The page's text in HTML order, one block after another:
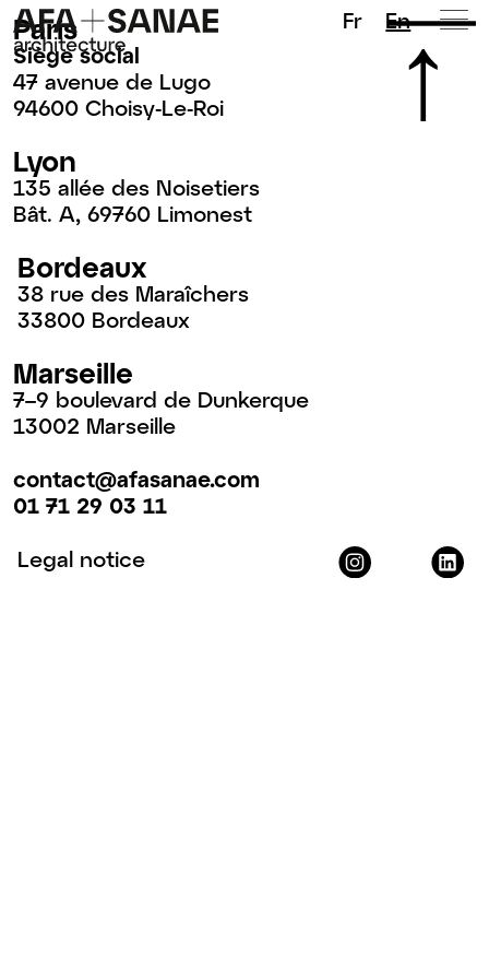
Fr En
Paris
Siège social
47 avenue de Lugo
94600 Choisy-Le-Roi
Lyon
135 allée des Noisetiers
Bât. A, 69760 Limonest
Bordeaux
38 rue des Maraîchers
33800 Bordeaux
Marseille
7–9 boulevard de Dunkerque
13002 Marseille
contact@afasanae.com
01 71 29 03 11
Legal notice